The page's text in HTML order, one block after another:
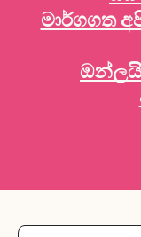
මාර්ගගත